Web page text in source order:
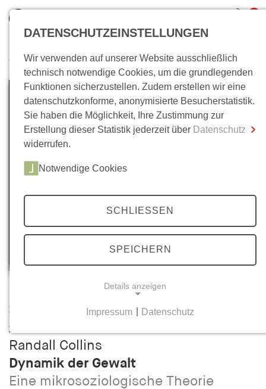
inkl. MwSt.
0,00 €
Zum Warenkorb Zur Kasse
Wo bin ich?
Randall Collins
Dynamik der Gewalt
Eine mikrosoziologische Theorie
DATENSCHUTZEINSTELLUNGEN
Wir verwenden auf unserer Website ausschließlich
technisch notwendige Cookies, um die grundlegenden
Funktionen sicherzustellen. Zudem erstellen wir eine
datenschutzkonforme, anonymisierte Besucherstatistik.
Sie haben die Möglichkeit, Ihre Zustimmung zur
Erstellung dieser Statistik jederzeit über Datenschutz
widerrufen.
Notwendige Cookies
SCHLIESSEN
SPEICHERN
Details anzeigen
Notwendige Cookies helfen dabei, eine Webseite
nutzbar zu machen, indem sie Grundfunktionen
wie Seitennavigation und Zugriff auf sichere
Bereiche der Webseite ermöglichen. Die Webseite
Impressum Datenschutz